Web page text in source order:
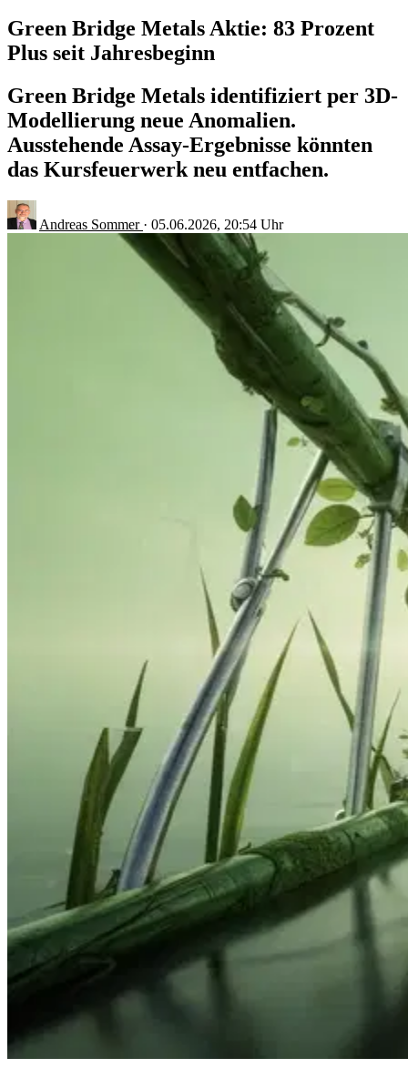
Green Bridge Metals Aktie: 83 Prozent
Plus seit Jahresbeginn
Green Bridge Metals identifiziert per 3D-
Modellierung neue Anomalien.
Ausstehende Assay-Ergebnisse könnten
das Kursfeuerwerk neu entfachen.
Andreas Sommer · 05.06.2026, 20:54 Uhr